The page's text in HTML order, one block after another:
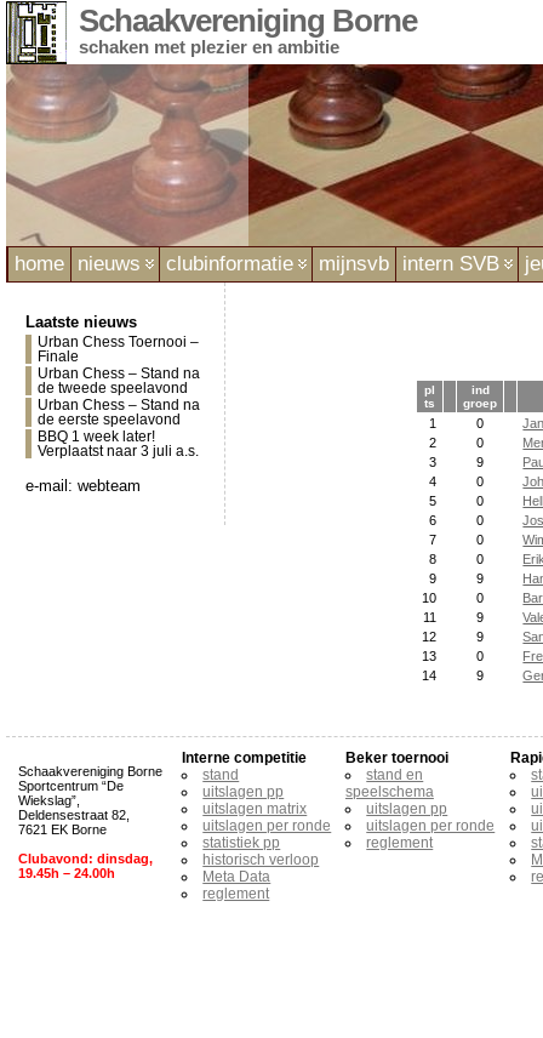
Schaakvereniging Borne
schaken met plezier en ambitie
home nieuws clubinformatie mijnsvb intern SVB
Laatste nieuws
Urban Chess Toernooi –
Finale
Urban Chess – Stand na
de tweede speelavond
Urban Chess – Stand na
de eerste speelavond
BBQ 1 week later!
Verplaatst naar 3 juli a.s.
e-mail: webteam
pl
ts
ind
groep
1 0
2
0
3
9
4
0
5
0
6
0
7
0
8
0
9
9
10
0
11
9
12
9
13
0
14
9
Schaakvereniging Borne
Sportcentrum “De
Wiekslag”,
Deldensestraat 82,
7621 EK Borne
Clubavond: dinsdag,
19.45h – 24.00h
Interne competitie
stand
uitslagen pp
uitslagen matrix
uitslagen per ronde
statistiek pp
historisch verloop
Meta Data
reglement
Beker toernooi
stand en
speelschema
uitslagen pp
uitslagen per ronde
reglement